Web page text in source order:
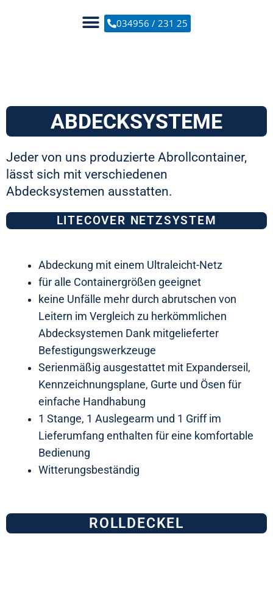
034956 / 231 25
ABDECKSYSTEME
Jeder von uns produzierte Abrollcontainer,
lässt sich mit verschiedenen
Abdecksystemen ausstatten.
Abdeckung mit einem Ultraleicht-Netz
für alle Containergrößen geeignet
keine Unfälle mehr durch abrutschen von
Leitern im Vergleich zu herkömmlichen
Abdecksystemen Dank mitgelieferter
Befestigungswerkzeuge
Serienmäßig ausgestattet mit Expanderseil,
Kennzeichnungsplane, Gurte und Ösen für
einfache Handhabung
1 Stange, 1 Auslegearm und 1 Griff im
Lieferumfang enthalten für eine komfortable
Bedienung
Witterungsbeständig
LITECOVER NETZSYSTEM
ROLLDECKEL